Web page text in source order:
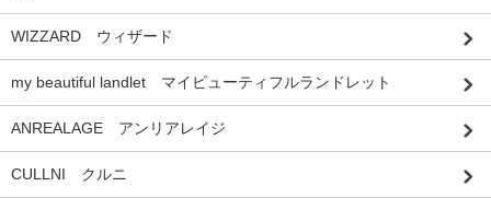
WIZZARD ウィザード
my beautiful landlet マイビューティフルランドレット
ANREALAGE アンリアレイジ
CULLNI クルニ